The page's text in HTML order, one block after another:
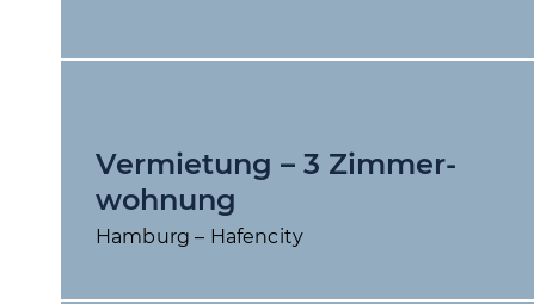
Vermietung – 3 Zimmer­
wohnung
Hamburg – Hafencity